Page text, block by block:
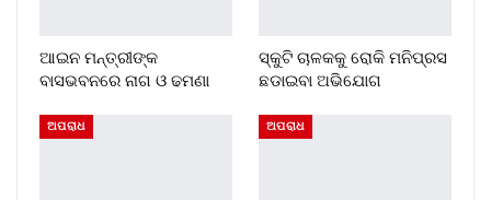
ଆଇନ ମନ୍ତ୍ରୀଙ୍କ
ବାସଭବନରେ ନାଗ ଓ ଢମଣା
ସ୍କୁଟି ଚାଳକକୁ ରୋକି ମନିପ୍ରସ
ଛଡାଇବା ଅଭିଯୋଗ
ଅପରାଧ ଅପରାଧ